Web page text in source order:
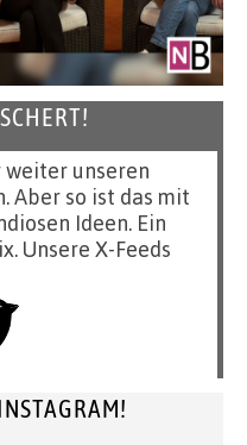
unseren
Aber so ist das mit
Ideen. Ein
Unsere X-Feeds